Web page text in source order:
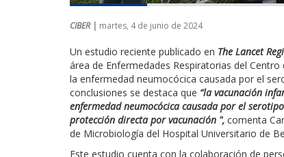
CIBER | martes, 4 de junio de 2024
Un estudio reciente publicado en The Lancet
área de Enfermedades Respiratorias del
la enfermedad neumocócica causada por el
conclusiones se destaca que “la vacunación
enfermedad neumocócica causada por el
protección directa por vacunación ", comenta
de Microbiología del Hospital Universitario de
Este estudio cuenta con la colaboración de